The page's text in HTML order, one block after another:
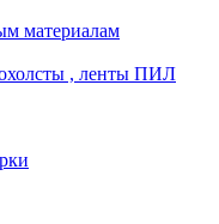
материалам
, ленты ПИЛ